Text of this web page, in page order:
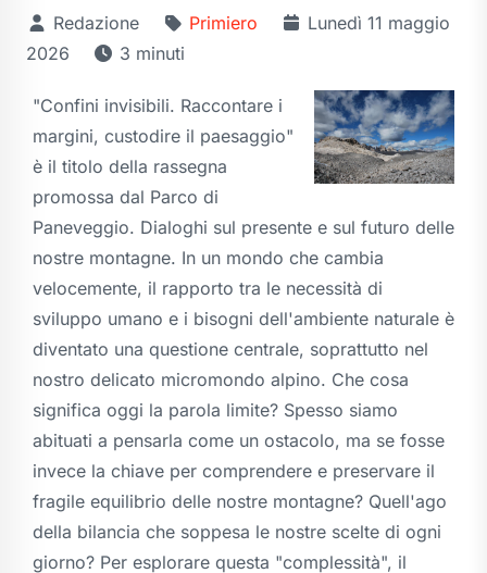
Redazione Primiero
Lunedì 11 maggio
2026
3 minuti
"Confini invisibili. Raccontare i
margini, custodire il paesaggio"
è il titolo della rassegna
promossa dal Parco di
Paneveggio. Dialoghi sul presente e sul futuro delle
nostre montagne. In un mondo che cambia
velocemente, il rapporto tra le necessità di
sviluppo umano e i bisogni dell'ambiente naturale è
diventato una questione centrale, soprattutto nel
nostro delicato micromondo alpino. Che cosa
significa oggi la parola limite? Spesso siamo
abituati a pensarla come un ostacolo, ma se fosse
invece la chiave per comprendere e preservare il
fragile equilibrio delle nostre montagne? Quell'ago
della bilancia che soppesa le nostre scelte di ogni
giorno? Per esplorare questa "complessità", il